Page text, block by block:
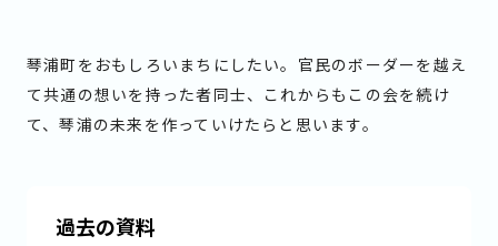
琴浦町をおもしろいまちにしたい。官民のボーダーを越え
て共通の想いを持った者同士、これからもこの会を続け
て、琴浦の未来を作っていけたらと思います。
過去の資料